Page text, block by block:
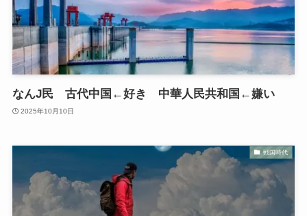
なんJ民 古代中国←好き 中華人民共和国←嫌い
2025年10月10日
戦国時代